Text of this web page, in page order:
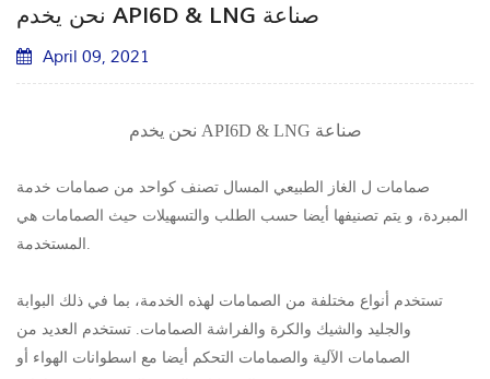
نحن يخدم API6D & LNG صناعة
April 09, 2021
نحن يخدم API6D & LNG صناعة
صمامات ل الغاز الطبيعي المسال تصنف كواحد من صمامات خدمة
المبردة، و يتم تصنيفها أيضا حسب الطلب والتسهيلات حيث الصمامات هي
تستخدم أنواع مختلفة من الصمامات لهذه الخدمة، بما في ذلك البوابة
والجليد والشيك والكرة والفراشة الصمامات. تستخدم العديد من
الصمامات الآلية والصمامات التحكم أيضا مع اسطوانات الهواء أو